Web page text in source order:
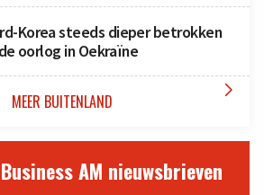
Korea steeds dieper betrokken
oorlog in Oekraïne
MEER BUITENLAND 
AM nieuwsbrieven